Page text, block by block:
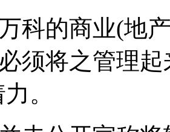
科的商业(地
须将之管理
。